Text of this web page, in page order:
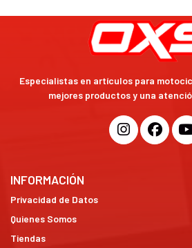
Especialistas en artículos para
mejores productos y una
INFORMACIÓN
Privacidad de Datos
Quienes Somos
Tiendas